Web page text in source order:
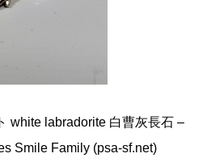
white labradorite 白曹灰長石 –
Smile Family (psa-sf.net)